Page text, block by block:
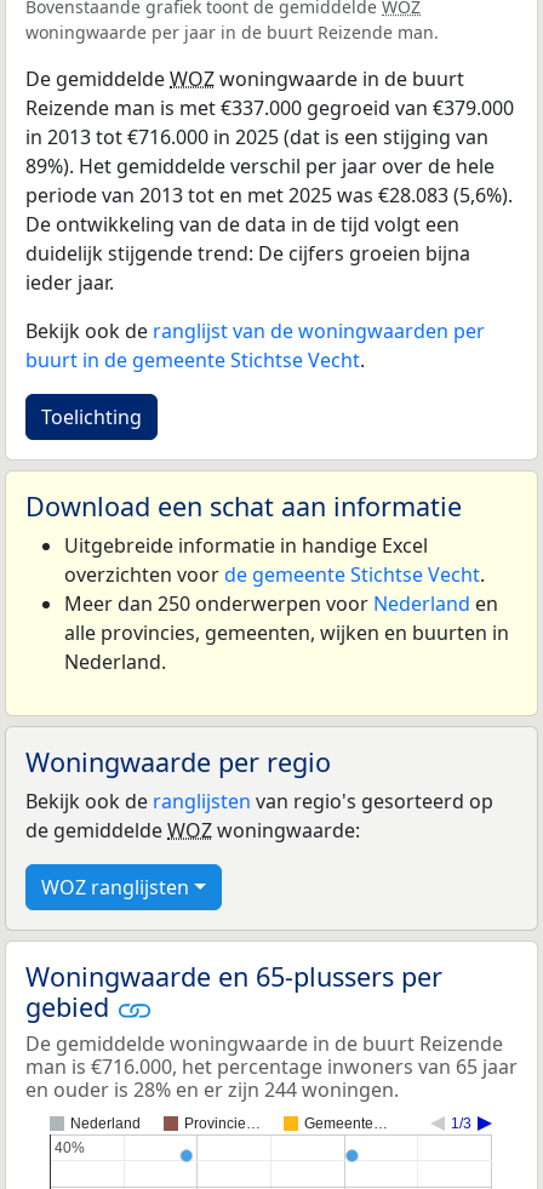
Bovenstaande grafiek toont de gemiddelde WOZ
woningwaarde per jaar in de buurt Reizende man.
De gemiddeldeWOZwoningwaarde in de buurt
Reizende man is met €337.000 gegroeid van €379.000
in 2013 tot €716.000 in 2025 (dat is een stijging van
89%). Het gemiddelde verschil per jaar over de hele
periode van 2013 tot en met 2025 was €28.083 (5,6%).
De ontwikkeling van de data in de tijd volgt een
duidelijk stijgende trend: De cijfers groeien bijna
ieder jaar.
Bekijk ook de ranglijst van de woningwaarden per
buurt in de gemeente Stichtse Vecht.
Toelichting
Download een schat aan informatie
Uitgebreide informatie in handige Excel
overzichten voorde gemeente Stichtse Vecht.
Meer dan 250 onderwerpen voor Nederland en
alle provincies, gemeenten, wijken en buurten in
Nederland.
Woningwaarde per regio
Bekijk ook de ranglijsten van regio's gesorteerd op
de gemiddeldeWOZwoningwaarde:
WOZ ranglijsten
Woningwaarde en 65-plussers per
gebied
De gemiddelde woningwaarde in de buurt Reizende
man is €716.000, het percentage inwoners van 65 jaar
en ouder is 28% en er zijn 244 woningen.
Nederland Provincie… Gemeente… 1/3
40%
40%